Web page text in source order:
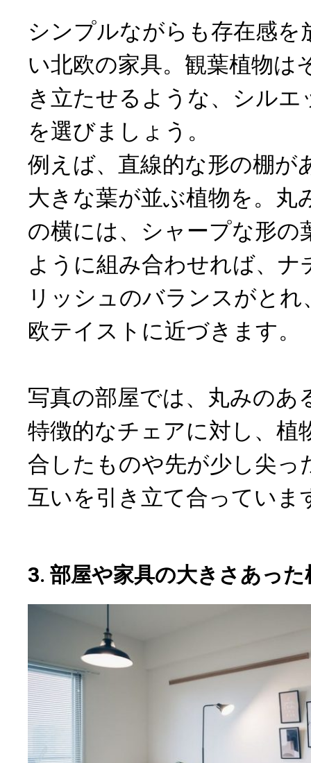
シンプルながらも存在感を
い北欧の家具。観葉植物は
き立たせるような、シル
を選びましょう。
例えば、直線的な形の棚が
大きな葉が並ぶ植物を。丸
の横には、シャープな形の
ように組み合わせれば、
リッシュのバランスがと
欧テイストに近づきます。
写真の部屋では、丸みのあ
特徴的なチェアに対し、植
合したものや先が少し尖っ
互いを引き立て合っていま
3. 部屋や家具の大きさあっ